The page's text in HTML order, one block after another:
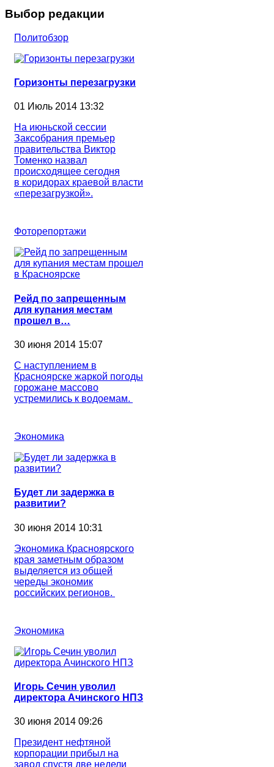
Выбор редакции
Политобзор
Горизонты перезагрузки
01 Июль 2014 13:32
На июньской сессии
Заксобрания премьер
правительства Виктор
Томенко назвал
происходящее сегодня
в коридорах краевой власти
«перезагрузкой».
Фоторепортажи
Рейд по запрещенным
для купания местам
прошел в…
30 июня 2014 15:07
С наступлением в
Красноярске жаркой погоды
горожане массово
устремились к водоемам.
Экономика
Будет ли задержка в
развитии?
30 июня 2014 10:31
Экономика Красноярского
края заметным образом
выделяется из общей
череды экономик
российских регионов.
Экономика
Игорь Сечин уволил
директора Ачинского НПЗ
30 июня 2014 09:26
Президент нефтяной
корпорации прибыл на
завод спустя две недели